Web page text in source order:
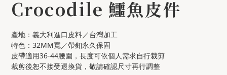
Crocodile 鱷魚皮件
產地：義大利進口皮料／台灣加工
特色：32MM寬／帶釦永久保固
皮帶適用36-44腰圍，長度可依個人需求自行裁剪
裁剪後恕不接受退換貨，敬請確認尺寸再行調整